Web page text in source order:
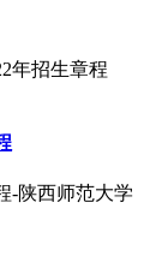
年招生章程
-陕西师范大学